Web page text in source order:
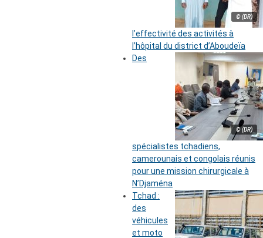
© (DR)
l’effectivité des activités à
l’hôpital du district d’Aboudeïa
© (DR)
Des
spécialistes tchadiens,
camerounais et congolais réunis
pour une mission chirurgicale à
N’Djaména
Tchad :
des
véhicules
et moto